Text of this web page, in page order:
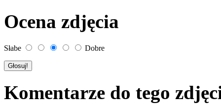
Ocena zdjęcia
Słabe Dobre
Komentarze do tego